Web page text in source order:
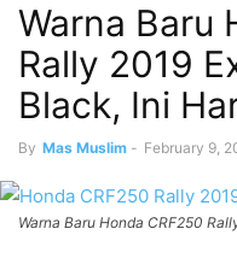
Warna Baru
Rally 2019
Black, Ini
By Mas Muslim - February 9,
Warna Baru Honda CRF250